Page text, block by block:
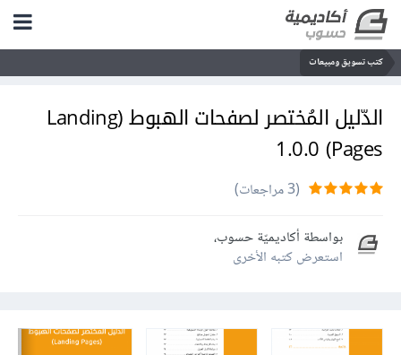
كتب تسويق ومبيعات
الدّليل المُختصر لصفحات الهبوط (Landing
Pages) 1.0.0
(3 مراجعات)
بواسطة أكاديميّة حسوب،
استعرض كتبه الأخرى